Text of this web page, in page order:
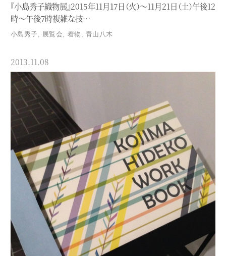
『小島秀子織物展』2015年11月17日（火）〜11月21日（土）午後12
時〜午後7時複雑な技…
小島秀子 展覧会 着物 青山八木
2013.11.08